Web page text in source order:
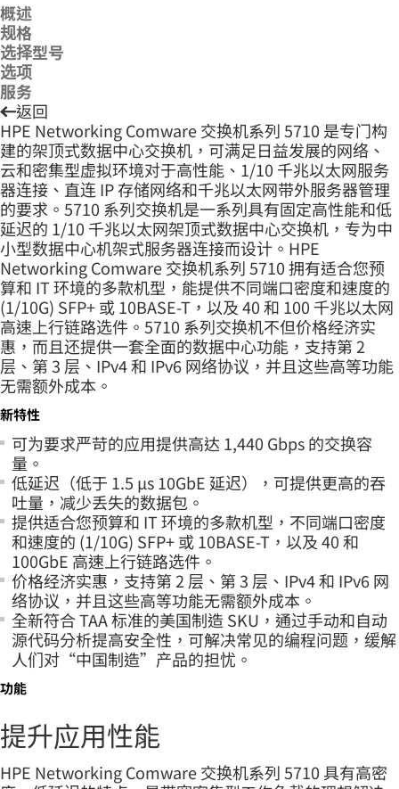
概述
规格
选择型号
选项
服务
返回
HPE Networking Comware 交换机系列 5710 是专门构
建的架顶式数据中心交换机，可满足日益发展的网络、
云和密集型虚拟环境对于高性能、1/10 千兆以太网服务
器连接、直连 IP 存储网络和千兆以太网带外服务器管理
的要求。5710 系列交换机是一系列具有固定高性能和低
延迟的 1/10 千兆以太网架顶式数据中心交换机，专为中
小型数据中心机架式服务器连接而设计。HPE
Networking Comware 交换机系列 5710 拥有适合您预
算和 IT 环境的多款机型，能提供不同端口密度和速度的
(1/10G) SFP+ 或 10BASE-T，以及 40 和 100 千兆以太网
高速上行链路选件。5710 系列交换机不但价格经济实
惠，而且还提供一套全面的数据中心功能，支持第 2
层、第 3 层、IPv4 和 IPv6 网络协议，并且这些高等功能
无需额外成本。
新特性
可为要求严苛的应用提供高达 1,440 Gbps 的交换容
量。
低延迟（低于 1.5 µs 10GbE 延迟），可提供更高的吞
吐量，减少丢失的数据包。
提供适合您预算和 IT 环境的多款机型，不同端口密度
和速度的 (1/10G) SFP+ 或 10BASE-T，以及 40 和
100GbE 高速上行链路选件。
价格经济实惠，支持第 2 层、第 3 层、IPv4 和 IPv6 网
络协议，并且这些高等功能无需额外成本。
全新符合 TAA 标准的美国制造 SKU，通过手动和自动
源代码分析提高安全性，可解决常见的编程问题，缓解
人们对“中国制造”产品的担忧。
功能
提升应用性能
HPE Networking Comware 交换机系列 5710 具有高密